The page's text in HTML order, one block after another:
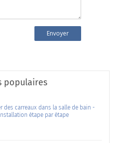
populaires
des carreaux dans la salle de bain -
étape par étape